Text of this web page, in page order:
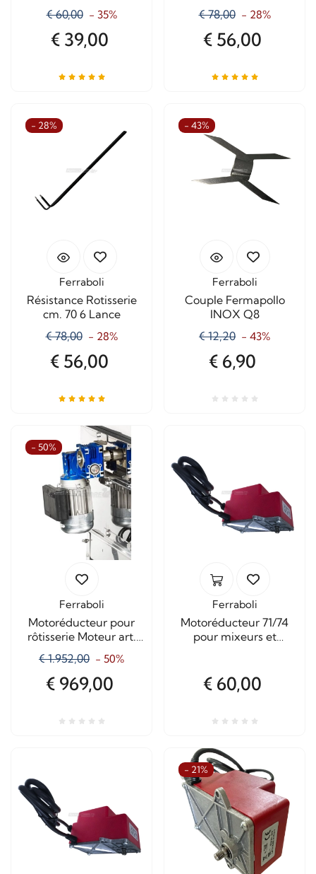
€ 60,00 - 35%
€ 39,00
€ 78,00 - 28%
€ 56,00
- 28%
Ferraboli
Résistance Rotisserie
cm. 70 6 Lance
€ 78,00 - 28%
€ 56,00
- 43%
Ferraboli
Couple Fermapollo
INOX Q8
€ 12,20 - 43%
€ 6,90
- 50%
Ferraboli
Motoréducteur pour
rôtisserie Moteur art.
€ 1.952,00 - 50%
€ 969,00
Ferraboli
Motoréducteur 71/74
pour mixeurs et
€ 60,00
- 21%